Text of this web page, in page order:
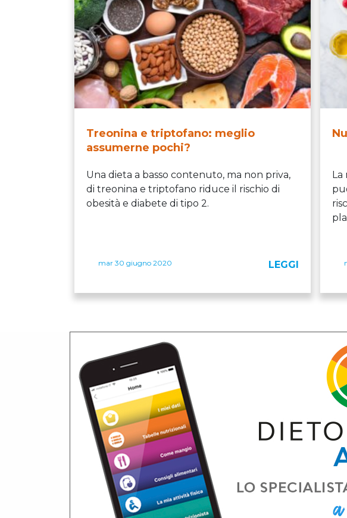
Treonina e triptofano: meglio
assumerne pochi?
Una dieta a basso contenuto, ma non priva,
di treonina e triptofano riduce il rischio di
obesità e diabete di tipo 2.
mar 30 giugno 2020 LEGGI
La